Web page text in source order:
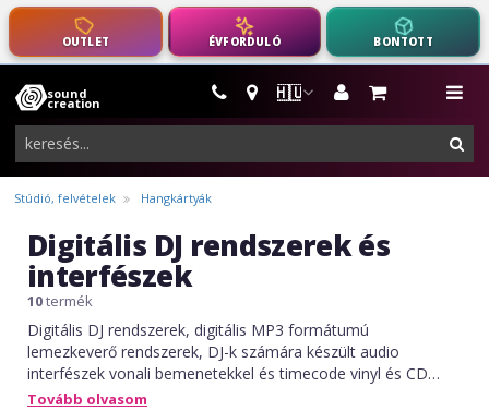
OUTLET ÉVFORDULÓ BONTOTT
🇭🇺
sound
creation
hangszerek,
pro-
audio
felszerelés
Stúdió, felvételek Hangkártyák
Digitális DJ rendszerek és
interfészek
10termék
Digitális DJ rendszerek, digitális MP3 formátumú
lemezkeverő rendszerek, DJ-k számára készült audio
interfészek vonali bemenetekkel és timecode vinyl és CD
támogatással.
Tovább olvasom